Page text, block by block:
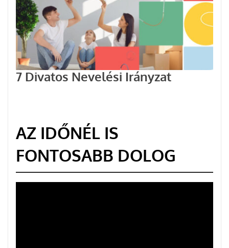
7 Divatos Nevelési Irányzat
AZ IDŐNÉL IS
FONTOSABB DOLOG